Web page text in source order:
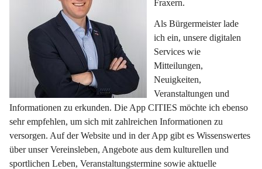
Fraxern.
Als Bürgermeister lade
ich ein, unsere digitalen
Services wie
Mitteilungen,
Neuigkeiten,
Veranstaltungen und
Informationen zu erkunden. Die App CITIES möchte ich ebenso
sehr empfehlen, um sich mit zahlreichen Informationen zu
versorgen. Auf der Website und in der App gibt es Wissenswertes
über unser Vereinsleben, Angebote aus dem kulturellen und
sportlichen Leben, Veranstaltungstermine sowie aktuelle